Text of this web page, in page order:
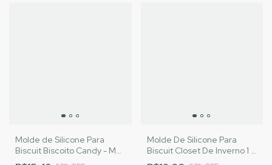
Molde de Silicone Para
Biscuit Biscoito Candy - MJ
Artesanatos |Cód. 3163
Molde De Silicone Para
Biscuit Closet De Inverno 1 -
MJ Artesanatos |Cód. 3086